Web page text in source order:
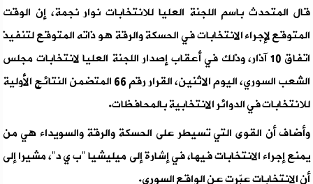
قال المتحدث باسم اللجنة العليا للانتخابات نوار نجمة، إن الوقت
المتوقع لإجراء الانتخابات في الحسكة والرقة هو ذاته المتوقع لتنفيذ
اتفاق 10 آذار، وذلك في أعقاب إصدار اللجنة العليا لانتخابات مجلس
الشعب السوري، اليوم الاثنين، القرار رقم 66 المتضمن النتائج الأولية
للانتخابات في الدوائر الانتخابية بالمحافظات.
وأضاف أن القوى التي تسيطر على الحسكة والرقة والسويداء هي من
يمنع إجراء الانتخابات فيها، في إشارة إلى ميليشيا "ب ي د"، مشيرا إلى
أن ‏الانتخابات عبّرت عن الواقع السوري.